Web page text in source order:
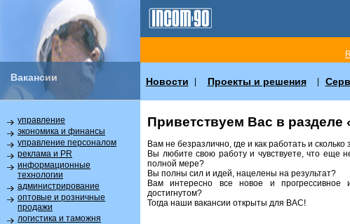
Вакансии Новости Проекты и решения
управление
экономика и финансы
управление персоналом
реклама и PR
информационные
технологии
администрирование
оптовые и розничные
продажи
логистика и таможня
Приветствуем Вас в разделе
Вам не безразлично, где и как работать и сколько
Вы любите свою работу и чувствуете, что еще
полной мере?
Вы полны сил и идей, нацелены на результат?
Вам интересно все новое и
достигнутом?
Тогда наши вакансии открыты для ВАС!